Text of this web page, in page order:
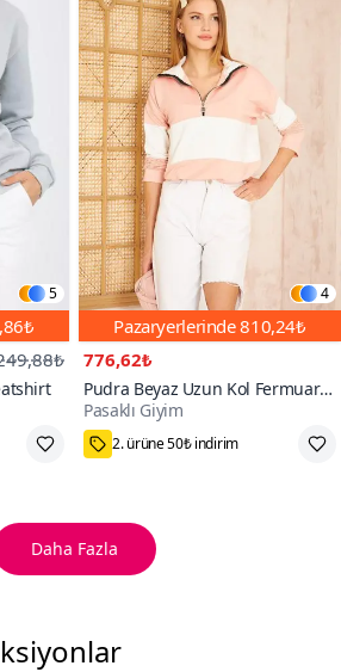
5 4
Pazaryerlerinde810,24₺
776,62₺
Pudra Beyaz Uzun Kol Fermuarlı
Polo Yaka Color Block Basic Salaş
Bluz Sweatshirt
Pasaklı Giyim
75₺ Kupon Fırsatı
Daha Fazla